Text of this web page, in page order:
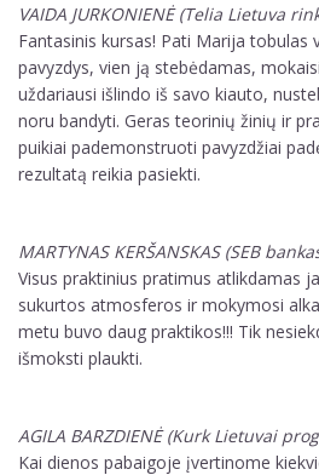
VAIDA JURKONIENĖ (Telia Lietuva
Fantasinis kursas! Pati Marija tobulas
pavyzdys, vien ją stebėdamas,
uždariausi išlindo iš savo kiauto,
noru bandyti. Geras teorinių žinių ir
puikiai pademonstruoti pavyzdžiai
rezultatą reikia pasiekti.
MARTYNAS KERŠANSKAS (SEB
Visus praktinius pratimus atlikdamas
sukurtos atmosferos ir mokymosi
metu buvo daug praktikos!!! Tik
išmoksti plaukti.
AGILA BARZDIENĖ (Kurk Lietuvai
Kai dienos pabaigoje įvertinome